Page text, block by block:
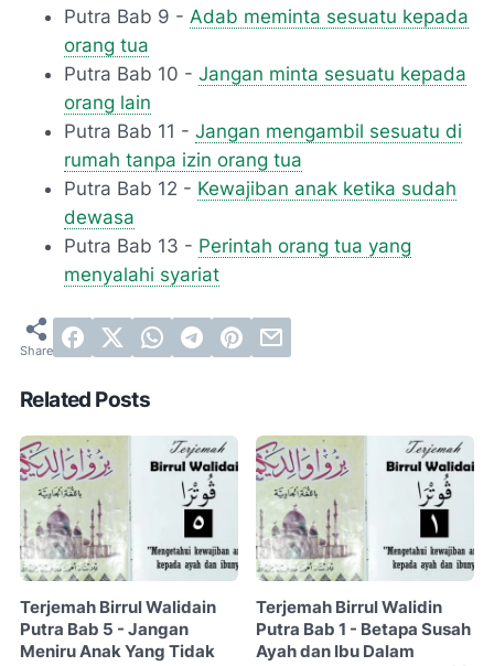
Putra Bab 9 - Adab meminta sesuatu kepada
orang tua
Putra Bab 10 - Jangan minta sesuatu kepada
orang lain
Putra Bab 11 - Jangan mengambil sesuatu di
rumah tanpa izin orang tua
Putra Bab 12 - Kewajiban anak ketika sudah
dewasa
Putra Bab 13 - Perintah orang tua yang
menyalahi syariat
Related Posts
Terjemah Birrul Walidain
Putra Bab 5 - Jangan
Meniru Anak Yang Tidak
Terjemah Birrul Walidin
Putra Bab 1 - Betapa Susah
Ayah dan Ibu Dalam